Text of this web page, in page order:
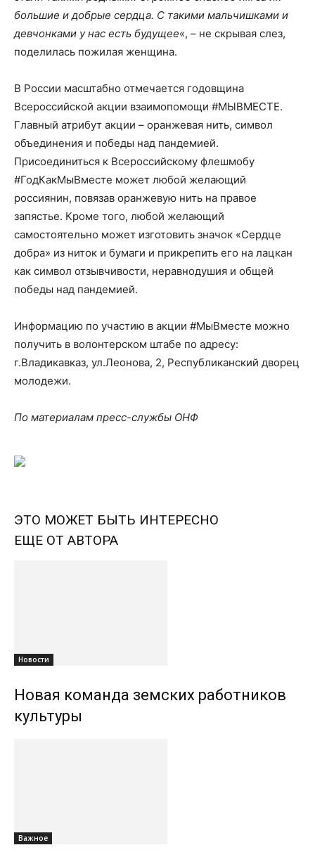
большие и добрые сердца. С такими мальчишками и
девчонками у нас есть будущее«, – не скрывая слез,
поделилась пожилая женщина.
В России масштабно отмечается годовщина
Всероссийской акции взаимопомощи #МЫВМЕСТЕ.
Главный атрибут акции – оранжевая нить, символ
объединения и победы над пандемией.
Присоединиться к Всероссийскому флешмобу
#ГодКакМыВместе может любой желающий
россиянин, повязав оранжевую нить на правое
запястье. Кроме того, любой желающий
самостоятельно может изготовить значок «Сердце
добра» из ниток и бумаги и прикрепить его на лацкан
как символ отзывчивости, неравнодушия и общей
победы над пандемией.
Информацию по участию в акции #МыВместе можно
получить в волонтерском штабе по адресу:
г.Владикавказ, ул.Леонова, 2, Республиканский дворец
молодежи.
По материалам пресс-службы ОНФ
ЭТО МОЖЕТ БЫТЬ ИНТЕРЕСНО
ЕЩЕ ОТ АВТОРА
Новости
Новая команда земских работников
культуры
Важное